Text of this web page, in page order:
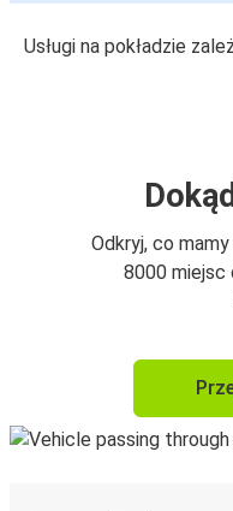
Usługi na pokładzie
Odkryj, co
8000 miejsc